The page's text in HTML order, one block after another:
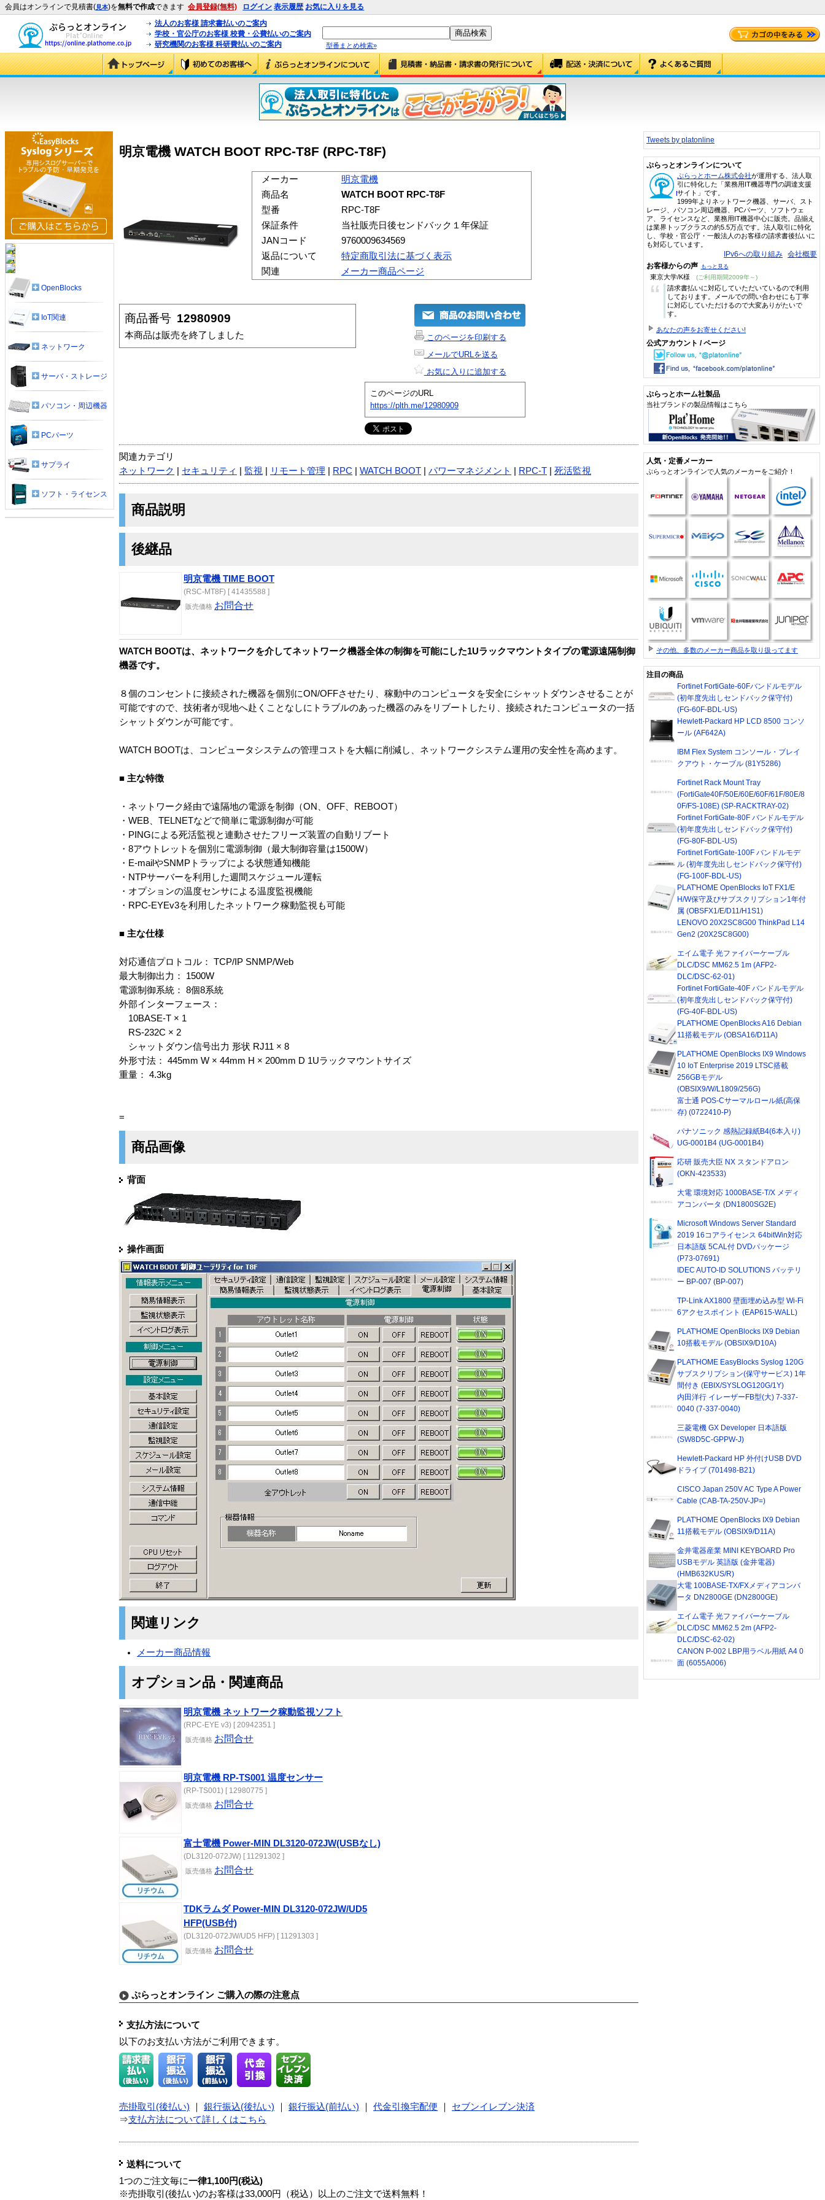
会員はオンラインで見積書(見本)を無料で作成できます 会員登録(無料) ログイン 表示履歴 お気に入りを見る
法人のお客様 請求書払いのご案内
学校・官公庁のお客様 校費・公費払いのご案内
研究機関のお客様 科研費払いのご案内
型番まとめ検索»
明京電機 WATCH BOOT RPC-T8F (RPC-T8F)
メーカー
明京電機
商品名
WATCH BOOT RPC-T8F
型番
RPC-T8F
保証条件
当社販売日後センドバック１年保証
JANコード
9760009634569
返品について
特定商取引法に基づく表示
関連
メーカー商品ページ
商品番号 12980909
本商品は販売を終了しました
このページを印刷する
メールでURLを送る
お気に入りに追加する
このページのURL
https://plth.me/12980909
関連カテゴリ
ネットワーク
セキュリティ 監視 リモート管理 RPC WATCH BOOT パワーマネジメント RPC-T 死活監視
商品説明
後継品
明京電機 TIME BOOT
(RSC-MT8F) [ 41435588 ]
販売価格 お問合せ
WATCH BOOTは、ネットワークを介してネットワーク機器全体の制御を可能にした1Uラックマウントタイプの電源遠隔制御
機器です。
８個のコンセントに接続された機器を個別にON/OFFさせたり、稼動中のコンピュータを安全にシャットダウンさせることが
可能ですので、技術者が現地へ赴くことなしにトラブルのあった機器のみをリブートしたり、接続されたコンピュータの一括
シャットダウンが可能です。
WATCH BOOTは、コンピュータシステムの管理コストを大幅に削減し、ネットワークシステム運用の安全性を高めます。
■ 主な特徴
・ネットワーク経由で遠隔地の電源を制御（ON、OFF、REBOOT）
・WEB、TELNETなどで簡単に電源制御が可能
・PINGによる死活監視と連動させたフリーズ装置の自動リブート
・8アウトレットを個別に電源制御（最大制御容量は1500W）
・E-mailやSNMPトラップによる状態通知機能
・NTPサーバーを利用した週間スケジュール運転
・オプションの温度センサによる温度監視機能
・RPC-EYEv3を利用したネットワーク稼動監視も可能
■ 主な仕様
対応通信プロトコル： TCP/IP SNMP/Web
最大制御出力： 1500W
電源制御系統： 8個8系統
外部インターフェース：
10BASE-T × 1
RS-232C × 2
シャットダウン信号出力 形状 RJ11 × 8
外形寸法： 445mm W × 44mm H × 200mm D 1Uラックマウントサイズ
重量： 4.3kg
=
商品画像
背面
操作画面
関連リンク
メーカー商品情報
オプション品・関連商品
明京電機 ネットワーク稼動監視ソフト
(RPC-EYE v3) [ 20942351 ]
販売価格 お問合せ
明京電機 RP-TS001 温度センサー
(RP-TS001) [ 12980775 ]
販売価格 お問合せ
富士電機 Power-MIN DL3120-072JW(USBなし)
(DL3120-072JW) [ 11291302 ]
販売価格 お問合せ
TDKラムダ Power-MIN DL3120-072JW/UD5
HFP(USB付)
(DL3120-072JW/UD5 HFP) [ 11291303 ]
販売価格 お問合せ
ぷらっとオンライン ご購入の際の注意点
支払方法について
以下のお支払い方法がご利用できます。
売掛取引(後払い) 銀行振込(後払い) 銀行振込(前払い) 代金引換宅配便
セブンイレブン決済
⇒支払方法について詳しくはこちら
送料について
1つのご注文毎に一律1,100円(税込)
※売掛取引(後払い)のお客様は33,000円（税込）以上のご注文で送料無料！
OpenBlocks
IoT関連
ネットワーク
サーバ・ストレージ
パソコン・周辺機器
PCパーツ
サプライ
ソフト・ライセンス
Tweets by platonline
ぷらっとオンラインについて
ぷらっとホーム株式会社が運用する、法人取
引に特化した「業務用IT機器専門の調達支援
サイト」です。
1999年よりネットワーク機器、サーバ、スト
レージ、パソコン周辺機器、PCパーツ、ソフトウェ
ア、ライセンスなど、業務用IT機器中心に販売。品揃え
は業界トップクラスの約5.5万点です。法人取引に特化
し、学校・官公庁・一般法人のお客様の請求書後払いに
も対応しています。
IPv6への取り組み 会社概要
お客様からの声 もっと見る
東京大学/K様 (ご利用期間2009年～)
“
請求書払いに対応していただいているので利用
しております。メールでの問い合わせにも丁寧
に対応していただけるので大変ありがたいで
す。
あなたの声をお寄せください!
公式アカウント / ページ
ぷらっとホーム社製品
当社ブランドの製品情報はこちら
人気・定番メーカー
ぷらっとオンラインで人気のメーカーをご紹介！
その他、多数のメーカー商品を取り扱ってます
注目の商品
Fortinet FortiGate-60Fバンドルモデル
(初年度先出しセンドバック保守付)
(FG-60F-BDL-US)
Hewlett-Packard HP LCD 8500 コンソ
ール (AF642A)
IBM Flex System コンソール・ブレイ
クアウト・ケーブル (81Y5286)
Fortinet Rack Mount Tray
(FortiGate40F/50E/60E/60F/61F/80E/8
0F/FS-108E) (SP-RACKTRAY-02)
Fortinet FortiGate-80F バンドルモデル
(初年度先出しセンドバック保守付)
(FG-80F-BDL-US)
Fortinet FortiGate-100F バンドルモデ
ル (初年度先出しセンドバック保守付)
(FG-100F-BDL-US)
PLAT'HOME OpenBlocks IoT FX1/E
H/W保守及びサブスクリプション1年付
属 (OBSFX1/E/D11/H1S1)
LENOVO 20X2SC8G00 ThinkPad L14
Gen2 (20X2SC8G00)
エイム電子 光ファイバーケーブル
DLC/DSC MM62.5 1m (AFP2-
DLC/DSC-62-01)
Fortinet FortiGate-40F バンドルモデル
(初年度先出しセンドバック保守付)
(FG-40F-BDL-US)
PLAT'HOME OpenBlocks A16 Debian
11搭載モデル (OBSA16/D11A)
PLAT'HOME OpenBlocks IX9 Windows
10 IoT Enterprise 2019 LTSC搭載
256GBモデル
(OBSIX9/W/L1809/256G)
富士通 POS-Cサーマルロール紙(高保
存) (0722410-P)
パナソニック 感熱記録紙B4(6本入り)
UG-0001B4 (UG-0001B4)
応研 販売大臣 NX スタンドアロン
(OKN-423533)
大電 環境対応 1000BASE-T/X メディ
アコンバータ (DN1800SG2E)
Microsoft Windows Server Standard
2019 16コアライセンス 64bitWin対応
日本語版 5CAL付 DVDパッケージ
(P73-07691)
IDEC AUTO-ID SOLUTIONS バッテリ
ー BP-007 (BP-007)
TP-Link AX1800 壁面埋め込み型 Wi-Fi
6アクセスポイント (EAP615-WALL)
PLAT'HOME OpenBlocks IX9 Debian
10搭載モデル (OBSIX9/D10A)
PLAT'HOME EasyBlocks Syslog 120G
サブスクリプション(保守サービス) 1年
間付き (EBIX/SYSLOG120G/1Y)
内田洋行 イレーザーFB型(大) 7-337-
0040 (7-337-0040)
三菱電機 GX Developer 日本語版
(SW8D5C-GPPW-J)
Hewlett-Packard HP 外付けUSB DVD
ドライブ (701498-B21)
CISCO Japan 250V AC Type A Power
Cable (CAB-TA-250V-JP=)
PLAT'HOME OpenBlocks IX9 Debian
11搭載モデル (OBSIX9/D11A)
金井電器産業 MINI KEYBOARD Pro
USBモデル 英語版 (金井電器)
(HMB632KUS/R)
大電 100BASE-TX/FXメディアコンバ
ータ DN2800GE (DN2800GE)
エイム電子 光ファイバーケーブル
DLC/DSC MM62.5 2m (AFP2-
DLC/DSC-62-02)
CANON P-002 LBP用ラベル用紙 A4 0
面 (6055A006)